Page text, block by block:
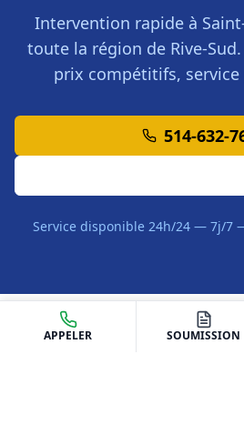
Intervention rapide à
toute la région de Rive-Sud
prix compétitifs,
514-632-
Service disponible 24h/24 — 7j/7
APPELER SOUMISSION